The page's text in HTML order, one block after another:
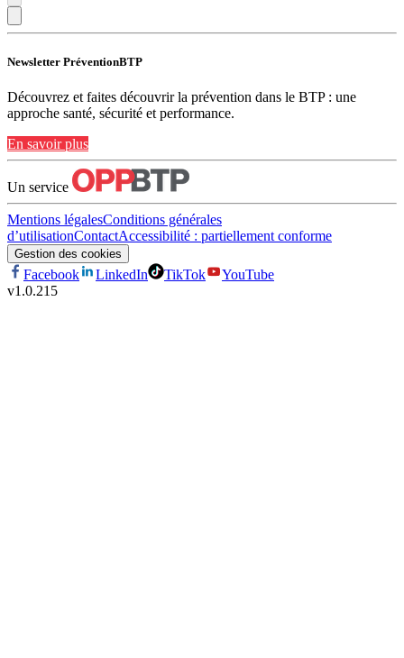
Newsletter PréventionBTP
Découvrez et faites découvrir la prévention dans le BTP : une
approche santé, sécurité et performance.
En savoir plus
Un service
Mentions légalesConditions générales
d’utilisationContactAccessibilité : partiellement conforme
Gestion des cookies
Facebook LinkedIn TikTok
YouTube
v1.0.215